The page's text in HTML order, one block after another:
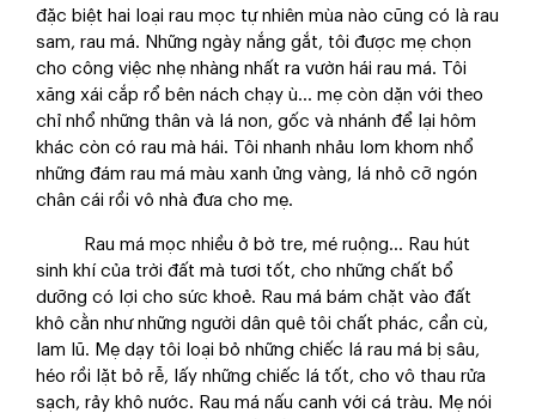
đặc biệt hai loại rau mọc tự nhiên mùa nào cũng có là rau
sam, rau má. Những ngày nắng gắt, tôi được mẹ chọn
cho công việc nhẹ nhàng nhất ra vườn hái rau má. Tôi
xăng xái cắp rổ bên nách chạy ù... mẹ còn dặn với theo
chỉ nhổ những thân và lá non, gốc và nhánh để lại hôm
khác còn có rau mà hái. Tôi nhanh nhảu lom khom nhổ
những đám rau má màu xanh ửng vàng, lá nhỏ cỡ ngón
chân cái rồi vô nhà đưa cho mẹ.
​ Rau má mọc nhiều ở bờ tre, mé ruộng... Rau hút
sinh khí của trời đất mà tươi tốt, cho những chất bổ
dưỡng có lợi cho sức khoẻ. Rau má bám chặt vào đất
khô cằn như những người dân quê tôi chất phác, cần cù,
lam lũ. Mẹ dạy tôi loại bỏ những chiếc lá rau má bị sâu,
héo rồi lặt bỏ rễ, lấy những chiếc lá tốt, cho vô thau rửa
sạch, rảy khô nước. Rau má nấu canh với cá tràu. Mẹ nói